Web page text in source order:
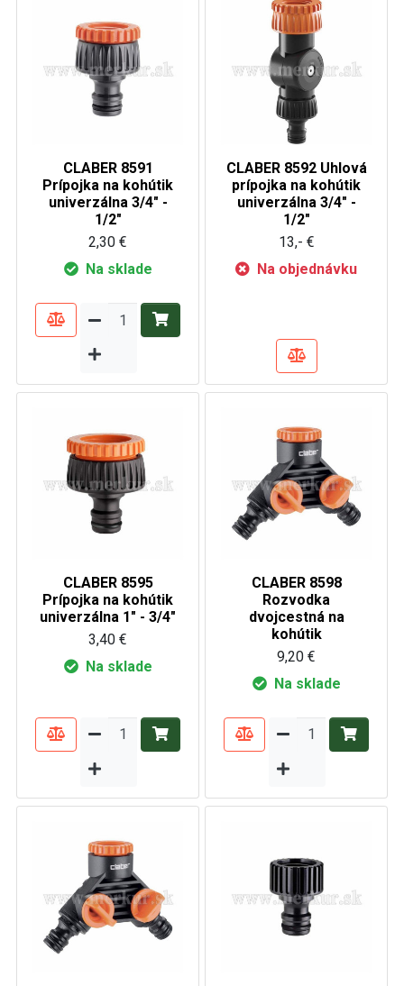
CLABER 8591
Prípojka na kohútik
univerzálna 3/4" -
1/2"
2,30 €
Na sklade
CLABER 8592 Uhlová
prípojka na kohútik
univerzálna 3/4" -
1/2"
13,- €
Na objednávku
CLABER 8595
Prípojka na kohútik
univerzálna 1" - 3/4"
3,40 €
Na sklade
CLABER 8598
Rozvodka
dvojcestná na
kohútik
9,20 €
Na sklade